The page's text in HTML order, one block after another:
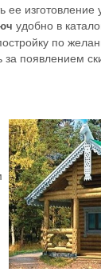
ее
удобно в
по
появлением